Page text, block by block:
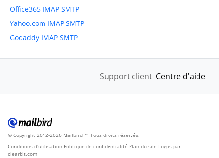
Office365 IMAP SMTP
Yahoo.com IMAP SMTP
Godaddy IMAP SMTP
Support client: Centre d'aide
© Copyright 2012-2026 Mailbird ™ Tous droits réservés.
Conditions d'utilisation Politique de confidentialité Plan du site Logos par
clearbit.com